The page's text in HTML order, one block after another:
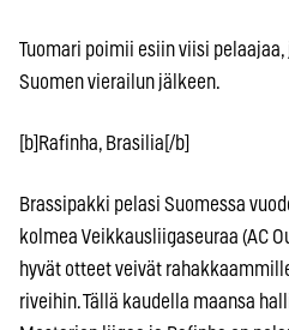
Tuomari poimii esiin viisi
Suomen vierailun jälkeen.
[b]Rafinha, Brasilia[/b]
Brassipakki pelasi Suomessa
kolmea Veikkausliigaseuraa (AC
hyvät otteet veivät
riveihin. Tällä kaudella maansa